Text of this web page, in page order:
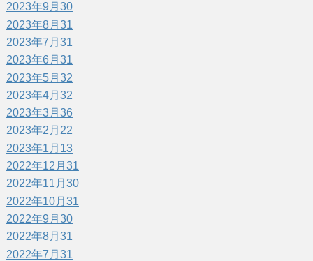
2023年9月 30
2023年8月 31
2023年7月 31
2023年6月 31
2023年5月 32
2023年4月 32
2023年3月 36
2023年2月 22
2023年1月 13
2022年12月 31
2022年11月 30
2022年10月 31
2022年9月 30
2022年8月 31
2022年7月 31